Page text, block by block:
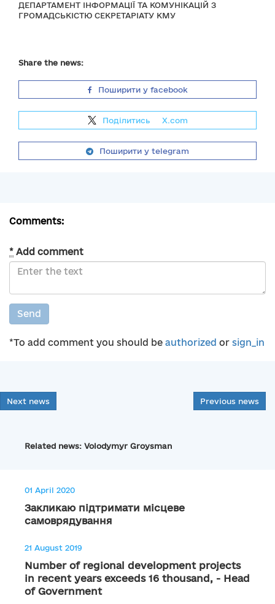
ДЕПАРТАМЕНТ ІНФОРМАЦІЇ ТА КОМУНІКАЦІЙ З
ГРОМАДСЬКІСТЮ СЕКРЕТАРІАТУ КМУ
Share the news:
Поширити у facebook
Поділитись X.com
Поширити у telegram
Comments:
* Add comment
Send
*To add comment you should be authorized or sign_in
Next news Previous news
Related news: Volodymyr Groysman
01 April 2020
Закликаю підтримати місцеве
самоврядування
21 August 2019
Number of regional development projects
in recent years exceeds 16 thousand, - Head
of Government